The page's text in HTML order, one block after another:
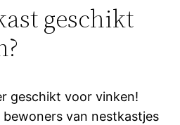
geschikt
geschikt voor vinken!
van nestkastjes